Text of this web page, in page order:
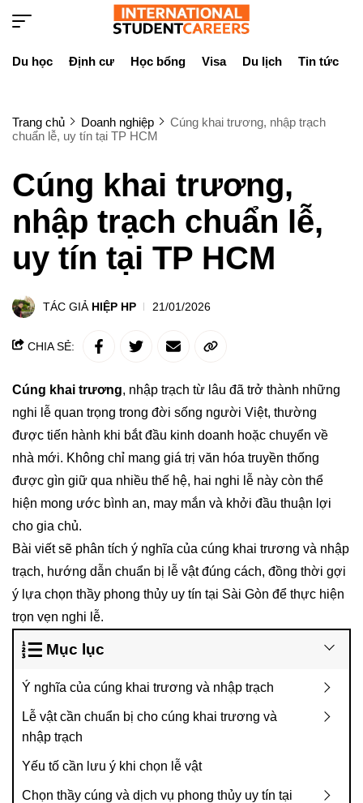
Du học Định cư Học bổng Visa Du lịch Tin tức
Trang chủ Doanh nghiệp
Cúng khai trương, nhập trạch
chuẩn lễ, uy tín tại TP HCM
Cúng khai trương,
nhập trạch chuẩn lễ,
uy tín tại TP HCM
TÁC GIẢ HIỆP HP 21/01/2026
CHIA SẺ:
Cúng khai trương, nhập trạch từ lâu đã trở thành những
nghi lễ quan trọng trong đời sống người Việt, thường
được tiến hành khi bắt đầu kinh doanh hoặc chuyển về
nhà mới. Không chỉ mang giá trị văn hóa truyền thống
được gìn giữ qua nhiều thế hệ, hai nghi lễ này còn thể
hiện mong ước bình an, may mắn và khởi đầu thuận lợi
cho gia chủ.
Bài viết sẽ phân tích ý nghĩa của cúng khai trương và nhập
trạch, hướng dẫn chuẩn bị lễ vật đúng cách, đồng thời gợi
ý lựa chọn thầy phong thủy uy tín tại Sài Gòn để thực hiện
trọn vẹn nghi lễ.
Mục lục
Ý nghĩa của cúng khai trương và nhập trạch
Lễ vật cần chuẩn bị cho cúng khai trương và
nhập trạch
Yếu tố cần lưu ý khi chọn lễ vật
Chọn thầy cúng và dịch vụ phong thủy uy tín tại